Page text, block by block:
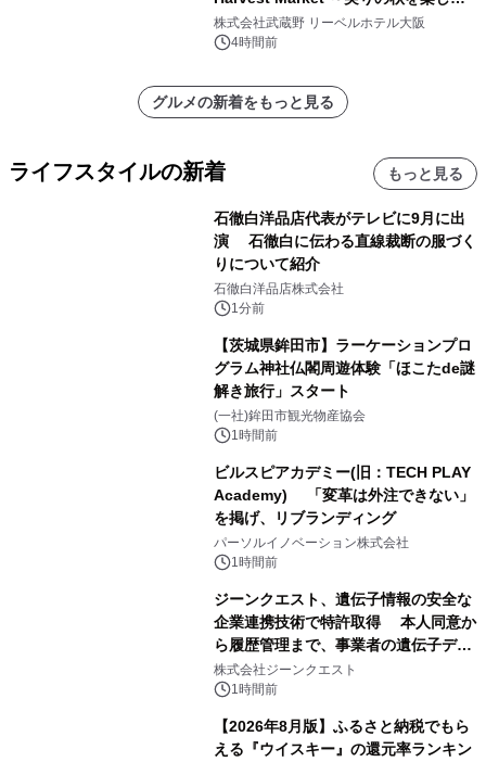
ディナー&スイーツビュッフェ～』を9
月18日より開催！
株式会社武蔵野 リーベルホテル大阪
4時間前
グルメの新着をもっと見る
ライフスタイルの新着 もっと見る
石徹白洋品店代表がテレビに9月に出
演 石徹白に伝わる直線裁断の服づく
りについて紹介
石徹白洋品店株式会社
1分前
【茨城県鉾田市】ラーケーションプロ
グラム神社仏閣周遊体験「ほこたde謎
解き旅行」スタート
(一社)鉾田市観光物産協会
1時間前
ビルスピアカデミー(旧：TECH PLAY
Academy) 「変革は外注できない」
を掲げ、リブランディング
パーソルイノベーション株式会社
1時間前
ジーンクエスト、遺伝子情報の安全な
企業連携技術で特許取得 本人同意か
ら履歴管理まで、事業者の遺伝子デー
タ活用を支援
株式会社ジーンクエスト
1時間前
【2026年8月版】ふるさと納税でもら
える『ウイスキー』の還元率ランキン